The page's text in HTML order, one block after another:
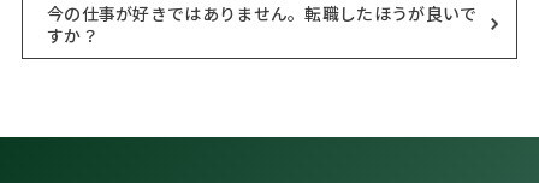
今の仕事が好きではありません。転職したほうが良いで
すか？